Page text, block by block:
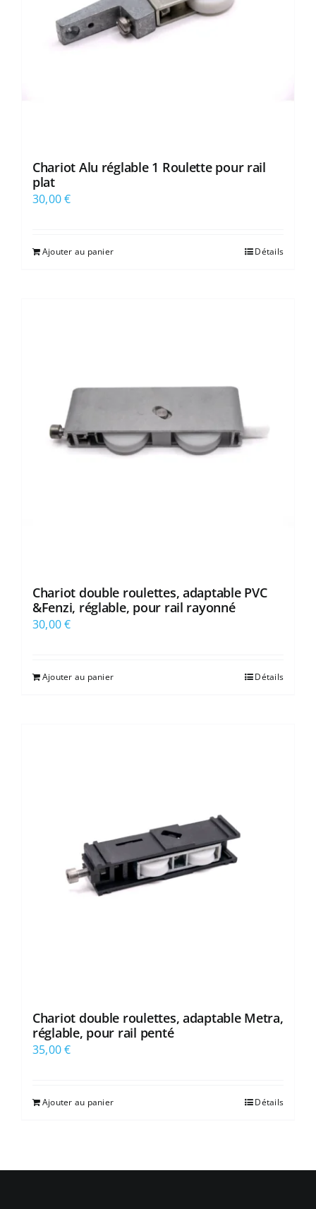
Chariot Alu réglable 1 Roulette pour rail
plat
30,00€
Ajouter au panier Détails
Chariot double roulettes, adaptable PVC
&Fenzi, réglable, pour rail rayonné
30,00€
Ajouter au panier Détails
Chariot double roulettes, adaptable Metra,
réglable, pour rail penté
35,00€
Ajouter au panier Détails